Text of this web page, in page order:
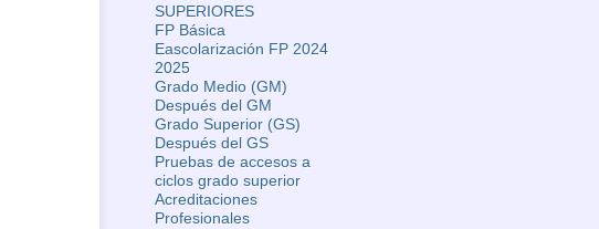
SUPERIORES
FP Básica
Eascolarización FP 2024
2025
Grado Medio (GM)
Después del GM
Grado Superior (GS)
Después del GS
Pruebas de accesos a
ciclos grado superior
Acreditaciones
Profesionales